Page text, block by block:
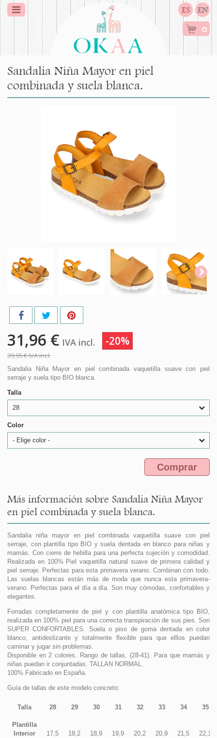
ES EN
0
Sandalia Niña Mayor en piel
combinada y suela blanca.
31,96 € IVA incl. -20%
39,95 €IVA incl.
Sandalia Niña Mayor en piel combinada vaquetilla suave con piel
serraje y suela tipo BIO blanca.
Talla
28
Color
- Elige color -
Comprar
Más información sobre Sandalia Niña Mayor
en piel combinada y suela blanca.
Sandalia niña mayor en piel combinada vaquetilla suave con piel
serraje, con plantilla tipo BIO y suela dentada en blanco para niñas y
mamás. Con cierre de hebilla para una perfecta sujeción y comodidad.
Realizada en 100% Piel vaquetilla natural suave de primera calidad y
piel serraje. Perfectas para esta primavera verano. Combinan con todo.
Las suelas blancas están más de moda que nunca esta primavera-
verano. Perfectas para el día a día. Son muy cómodas, confortables y
elegantes.
Forradas completamente de piel y con plantilla anatómica tipo BIO,
realizada en 100% piel para una correcta transpiración de sus pies. Son
SUPER CONFORTABLES. Suela o piso de goma dentada en color
blanco, antideslizante y totalmente flexible para que elllos puedan
caminar y jugar sin problemas.
Disponible en 2 colores. Rango de tallas, (28-41). Para que mamás y
niñas puedan ir conjuntadas. TALLAN NORMAL.
100% Fabricado en España.
Guía de tallas de este modelo concreto:
Talla 28 29 30 31 32 33 34 35
Plantilla
Interior
17,5 18,2 18,9 19,9 20,2 20,9 21,5 22,1